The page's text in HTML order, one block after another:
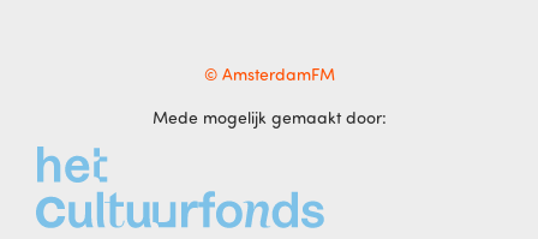
© AmsterdamFM
Mede mogelijk gemaakt door: